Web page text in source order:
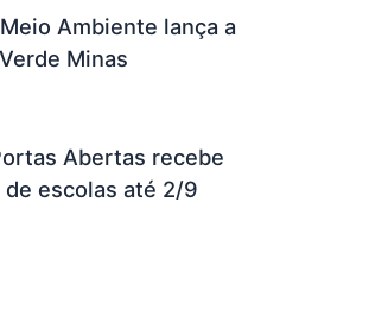
Ambiente lança a
Minas
Abertas recebe
escolas até 2/9